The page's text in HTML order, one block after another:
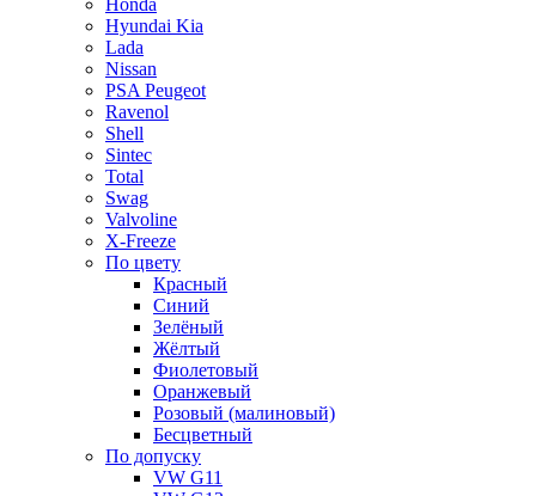
Hyundai Kia
Lada
Nissan
PSA Peugeot
Ravenol
Shell
Sintec
Total
Swag
Valvoline
X-Freeze
По цвету
Красный
Синий
Зелёный
Жёлтый
Фиолетовый
Оранжевый
Розовый (малиновый)
Бесцветный
По допуску
VW G11